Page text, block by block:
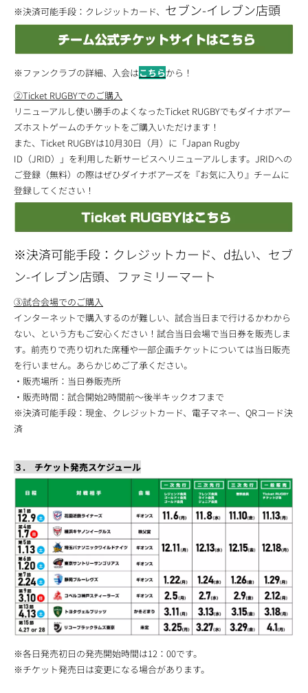
※決済可能手段：クレジットカード、 セブン-イレブン店頭
※ファンクラブの詳細、入会はこちらから！
②Ticket RUGBYでのご購入
リニューアルし使い勝手のよくなったTicket RUGBYでもダイナボアー
ズホストゲームのチケットをご購入いただけます！
また、Ticket RUGBYは10月30日（月）に「Japan Rugby
ID（JRID）」を利用した新サービスへリニューアルします。JRIDへの
ご登録（無料）の際はぜひダイナボアーズを『お気に入り』チームに
登録してください！
※決済可能手段：クレジットカード、d払い、セブ
ン-イレブン店頭、ファミリーマート
③試合会場でのご購入
インターネットで購入するのが難しい、試合当日まで行けるかわから
ない、という方もご安心ください！試合当日会場で当日券を販売しま
す。前売りで売り切れた席種や一部企画チケットについては当日販売
を行いません。あらかじめご了承ください。
・販売場所：当日券販売所
・販売時間：試合開始2時間前～後半キックオフまで
※決済可能手段：現金、クレジットカード、電子マネー、QRコード決
済
３. チケット発売スケジュール
※各日発売初日の発売開始時間は12：00です。
※チケット発売日は変更になる場合があります。